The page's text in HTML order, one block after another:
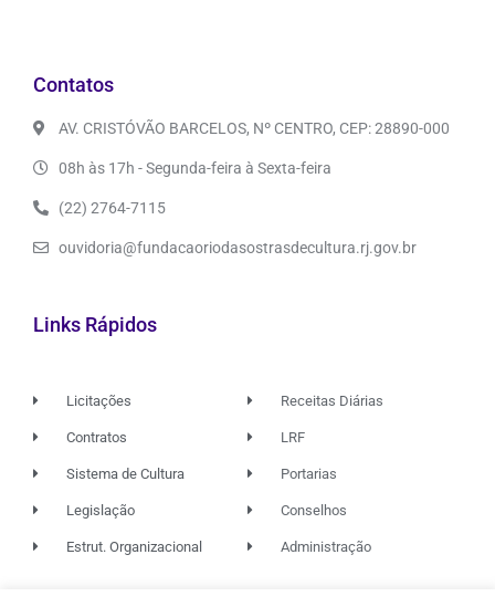
Contatos
AV. CRISTÓVÃO BARCELOS, Nº CENTRO, CEP: 28890-000
08h às 17h - Segunda-feira à Sexta-feira
(22) 2764-7115
ouvidoria@fundacaoriodasostrasdecultura.rj.gov.br
Links Rápidos
Licitações
Contratos
Sistema de Cultura
Legislação
Estrut. Organizacional
Receitas Diárias
LRF
Portarias
Conselhos
Administração